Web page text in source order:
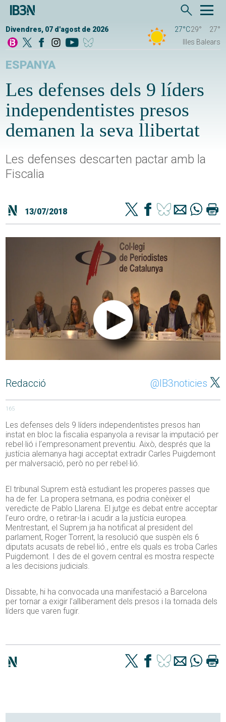
Divendres, 07 d'agost de 2026 27°C29°
27°
Illes Balears
ESPANYA
Les defenses dels 9 líders
independentistes presos
demanen la seva llibertat
Les defenses descarten pactar amb la
Fiscalia
13/07/2018
Redacció @IB3noticies
165
Les defenses dels 9 líders independentistes presos han
instat en bloc la fiscalia espanyola a revisar la imputació per
rebel·lió i l’empresonament preventiu. Això, després que la
justícia alemanya hagi acceptat extradir Carles Puigdemont
per malversació, però no per rebel·lió.
El tribunal Suprem està estudiant les properes passes que
ha de fer. La propera setmana, es podria conèixer el
veredicte de Pablo Llarena. El jutge es debat entre acceptar
l’euro ordre, o retirar-la i acudir a la justícia europea.
Mentrestant, el Suprem ja ha notificat al president del
parlament, Roger Torrent, la resolució que suspèn els 6
diputats acusats de rebel·lió., entre els quals es troba Carles
Puigdemont. I des de el govern central es mostra respecte
a les decisions judicials.
Dissabte, hi ha convocada una manifestació a Barcelona
per tornar a exigir l’alliberament dels presos i la tornada dels
líders que varen fugir.